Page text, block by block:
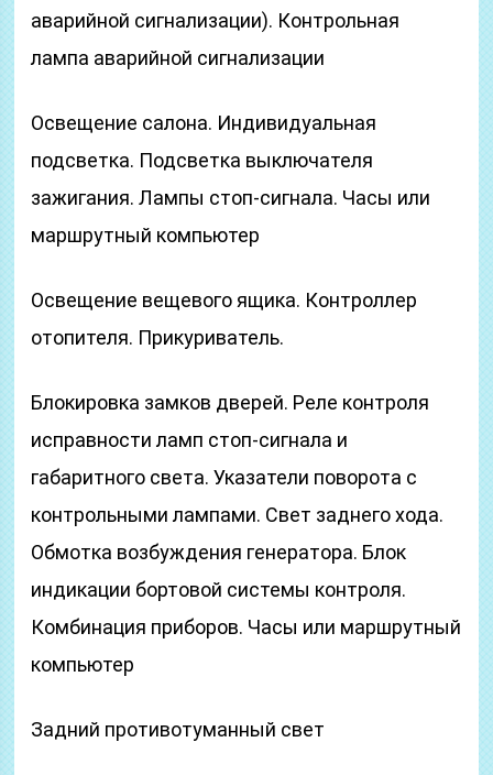
аварийной сигнализации). Контрольная
лампа аварийной сигнализации
Освещение салона. Индивидуальная
подсветка. Подсветка выключателя
зажигания. Лампы стоп-сигнала. Часы или
маршрутный компьютер
Освещение вещевого ящика. Контроллер
отопителя. Прикуриватель.
Блокировка замков дверей. Реле контроля
исправности ламп стоп-сигнала и
габаритного света. Указатели поворота с
контрольными лампами. Свет заднего хода.
Обмотка возбуждения генератора. Блок
индикации бортовой системы контроля.
Комбинация приборов. Часы или маршрутный
компьютер
Задний противотуманный свет